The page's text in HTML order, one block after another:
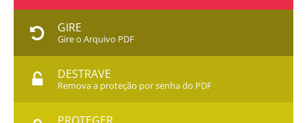
GIRE
Gire o Arquivo PDF
DESTRAVE
Remova a proteção por senha do PDF